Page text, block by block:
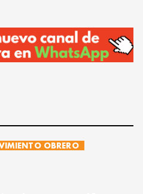
OBRERO